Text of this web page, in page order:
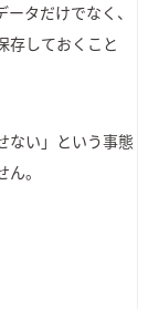
タだけでなく、
存しておくこと
ない」という事態
。